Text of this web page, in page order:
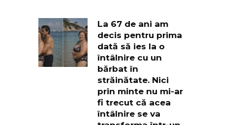
La 67 de ani am
decis pentru prima
dată să ies la o
întâlnire cu un
bărbat în
străinătate. Nici
prin minte nu mi-ar
fi trecut că acea
întâlnire se va